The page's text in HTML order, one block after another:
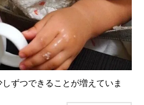
ずつできることが増えていま